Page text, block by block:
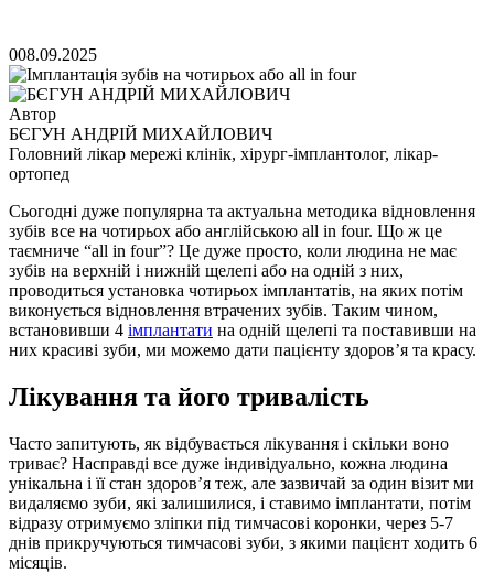
008.09.2025
Автор
БЄГУН АНДРІЙ МИХАЙЛОВИЧ
Головний лікар мережі клінік, хірург-імплантолог, лікар-
ортопед
Сьогодні дуже популярна та актуальна методика відновлення
зубів все на чотирьох або англійською all in four. Що ж це
таємниче “all in four”? Це дуже просто, коли людина не має
зубів на верхній і нижній щелепі або на одній з них,
проводиться установка чотирьох імплантатів, на яких потім
виконується відновлення втрачених зубів. Таким чином,
встановивши 4 імплантати на одній щелепі та поставивши на
них красиві зуби, ми можемо дати пацієнту здоров’я та красу.
Лікування та його тривалість
Часто запитують, як відбувається лікування і скільки воно
триває? Насправді все дуже індивідуально, кожна людина
унікальна і її стан здоров’я теж, але зазвичай за один візит ми
видаляємо зуби, які залишилися, і ставимо імплантати, потім
відразу отримуємо зліпки під тимчасові коронки, через 5-7
днів прикручуються тимчасові зуби, з якими пацієнт ходить 6
місяців.